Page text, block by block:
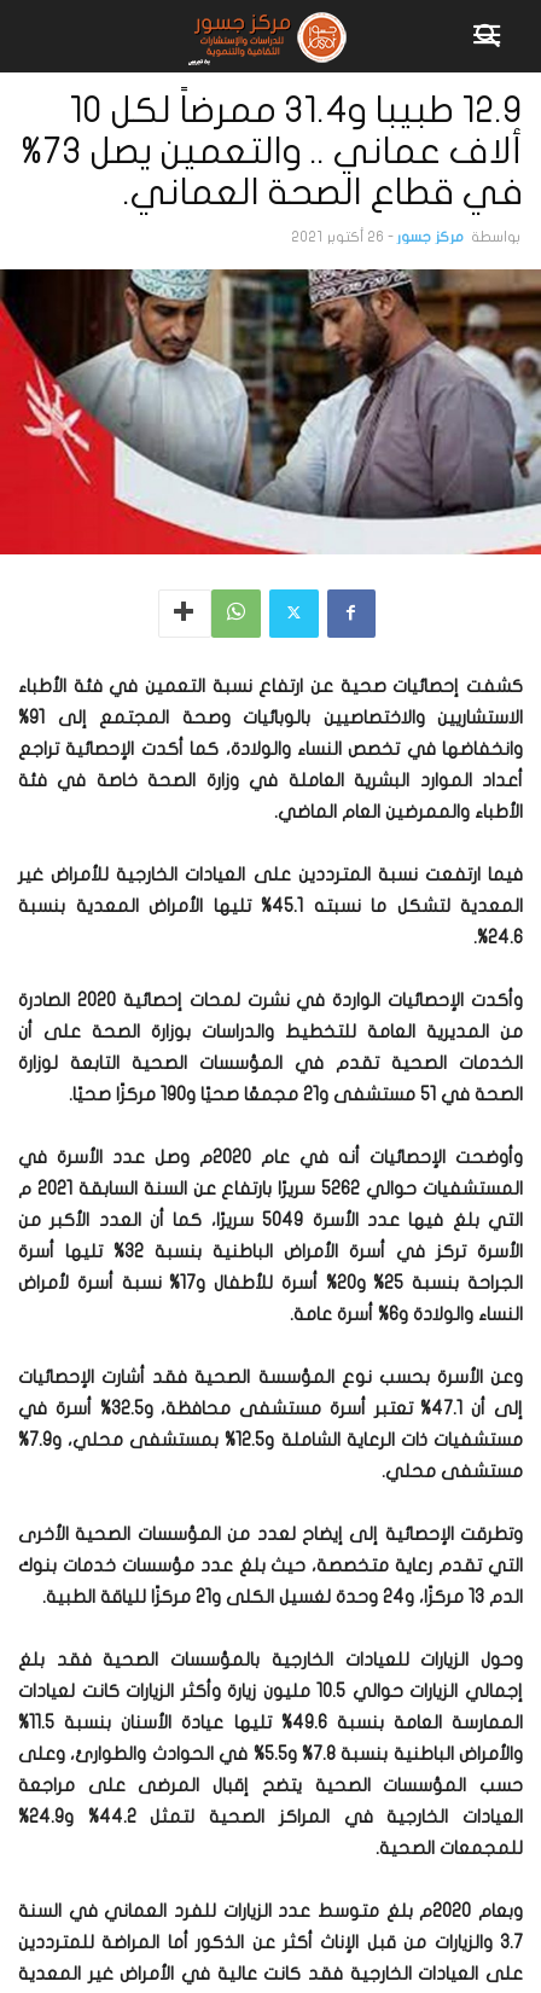
12.9 طبيبا و31.4 ممرضاً لكل 10
ألاف عماني .. والتعمين يصل 73%
في قطاع الصحة العماني.
بواسطة مركز جسور - 26 أكتوبر 2021
كشفت إحصائيات صحية عن ارتفاع نسبة التعمين في فئة الأطباء
الاستشاريين والاختصاصيين بالوبائيات وصحة المجتمع إلى 91%
وانخفاضها في تخصص النساء والولادة، كما أكدت الإحصائية تراجع
أعداد الموارد البشرية العاملة في وزارة الصحة خاصة في فئة
الأطباء والممرضين العام الماضي.
فيما ارتفعت نسبة المترددين على العيادات الخارجية للأمراض غير
المعدية لتشكل ما نسبته 45.1% تليها الأمراض المعدية بنسبة
24.6%.
وأكدت الإحصائيات الواردة في نشرت لمحات إحصائية 2020 الصادرة
من المديرية العامة للتخطيط والدراسات بوزارة الصحة على أن
الخدمات الصحية تقدم في المؤسسات الصحية التابعة لوزارة
الصحة في 51 مستشفى و21 مجمعًا صحيًا و190 مركزًا صحيًا.
وأوضحت الإحصائيات أنه في عام 2020م وصل عدد الأسرة في
المستشفيات حوالي 5262 سريرًا بارتفاع عن السنة السابقة 2021 م
التي بلغ فيها عدد الأسرة 5049 سريرًا، كما أن العدد الأكبر من
الأسرة تركز في أسرة الأمراض الباطنية بنسبة 32% تليها أسرة
الجراحة بنسبة 25% و20% أسرة للأطفال و17% نسبة أسرة لأمراض
النساء والولادة و6% أسرة عامة.
وعن الأسرة بحسب نوع المؤسسة الصحية فقد أشارت الإحصائيات
إلى أن 47.1% تعتبر أسرة مستشفى محافظة، و32.5% أسرة في
مستشفيات ذات الرعاية الشاملة و12.5% بمستشفى محلي، و7.9%
مستشفى محلي.
وتطرقت الإحصائية إلى إيضاح لعدد من المؤسسات الصحية الأخرى
التي تقدم رعاية متخصصة، حيث بلغ عدد مؤسسات خدمات بنوك
الدم 13 مركزًا، و24 وحدة لغسيل الكلى و21 مركزًا للياقة الطبية.
وحول الزيارات للعيادات الخارجية بالمؤسسات الصحية فقد بلغ
إجمالي الزيارات حوالي 10.5 مليون زيارة وأكثر الزيارات كانت لعيادات
الممارسة العامة بنسبة 49.6% تليها عيادة الأسنان بنسبة 11.5%
والأمراض الباطنية بنسبة 7.8% و5.5% في الحوادث والطوارئ، وعلى
حسب المؤسسات الصحية يتضح إقبال المرضى على مراجعة
العيادات الخارجية في المراكز الصحية لتمثل 44.2% و24.9%
للمجمعات الصحية.
وبعام 2020م بلغ متوسط عدد الزيارات للفرد العماني في السنة
3.7 والزيارات من قبل الإناث أكثر عن الذكور أما المراضة للمترددين
على العيادات الخارجية فقد كانت عالية في الأمراض غير المعدية